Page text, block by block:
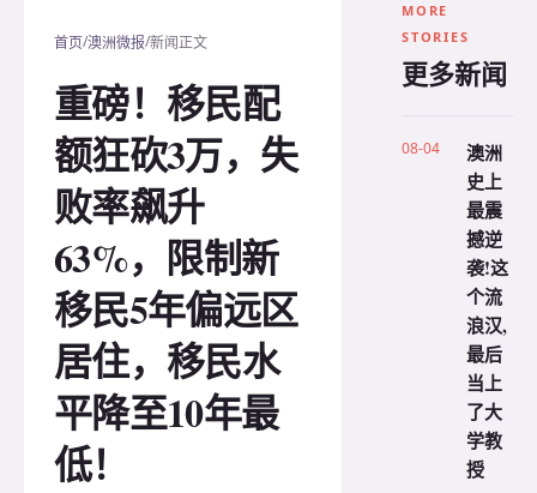
首页/澳洲微报/新闻正文
重磅！移民配
额狂砍3万，失
败率飙升
63%，限制新
移民5年偏远区
居住，移民水
平降至10年最
低！
MORE
STORIES
更多新闻
08-04
澳洲
史上
最震
撼逆
袭!这
个流
浪汉,
最后
当上
了大
学教
授